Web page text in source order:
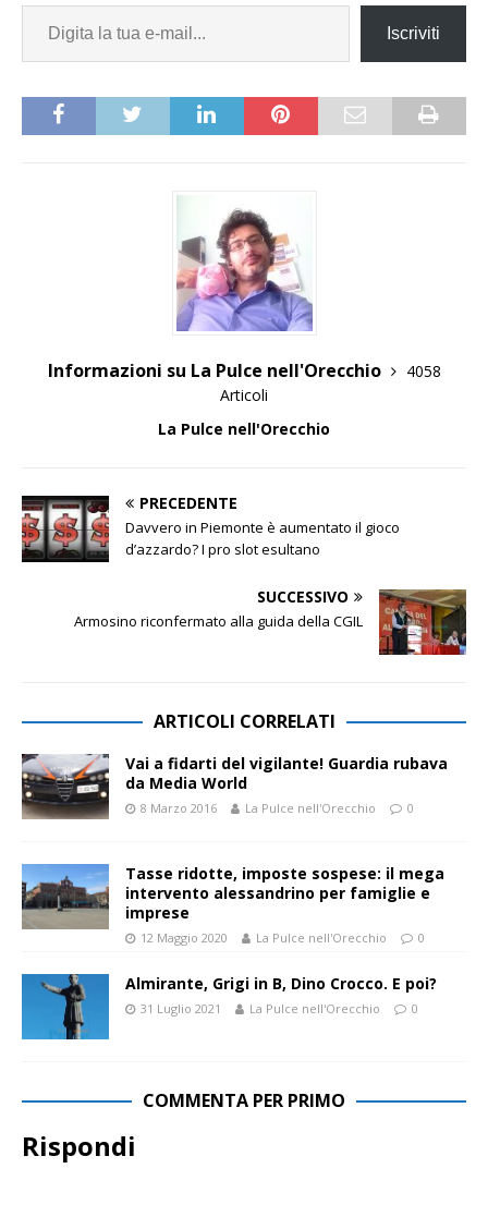
Iscriviti
Informazioni su La Pulce nell'Orecchio
4058
Articoli
La Pulce nell'Orecchio
PRECEDENTE
Davvero in Piemonte è aumentato il gioco
d’azzardo? I pro slot esultano
SUCCESSIVO
Armosino riconfermato alla guida della CGIL
ARTICOLI CORRELATI
Vai a fidarti del vigilante! Guardia rubava
da Media World
8 Marzo 2016 La Pulce nell'Orecchio 0
Tasse ridotte, imposte sospese: il mega
intervento alessandrino per famiglie e
imprese
12 Maggio 2020 La Pulce nell'Orecchio 0
Almirante, Grigi in B, Dino Crocco. E poi?
31 Luglio 2021 La Pulce nell'Orecchio 0
COMMENTA PER PRIMO
Rispondi